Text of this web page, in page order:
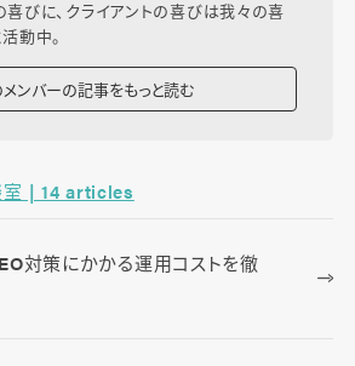
喜びに、クライアントの喜びは我々の喜
動中。
メンバーの記事をもっと読む
室 | 14 articles
対策にかかる運用コストを徹